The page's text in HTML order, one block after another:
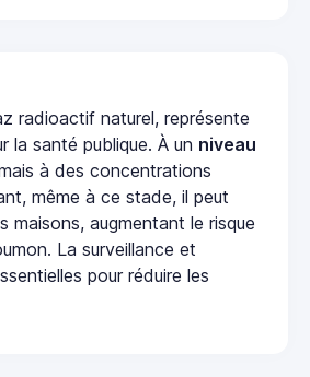
radioactif naturel, représente
la santé publique. À un niveau
à des concentrations
même à ce stade, il peut
maisons, augmentant le risque
La surveillance et
pour réduire les